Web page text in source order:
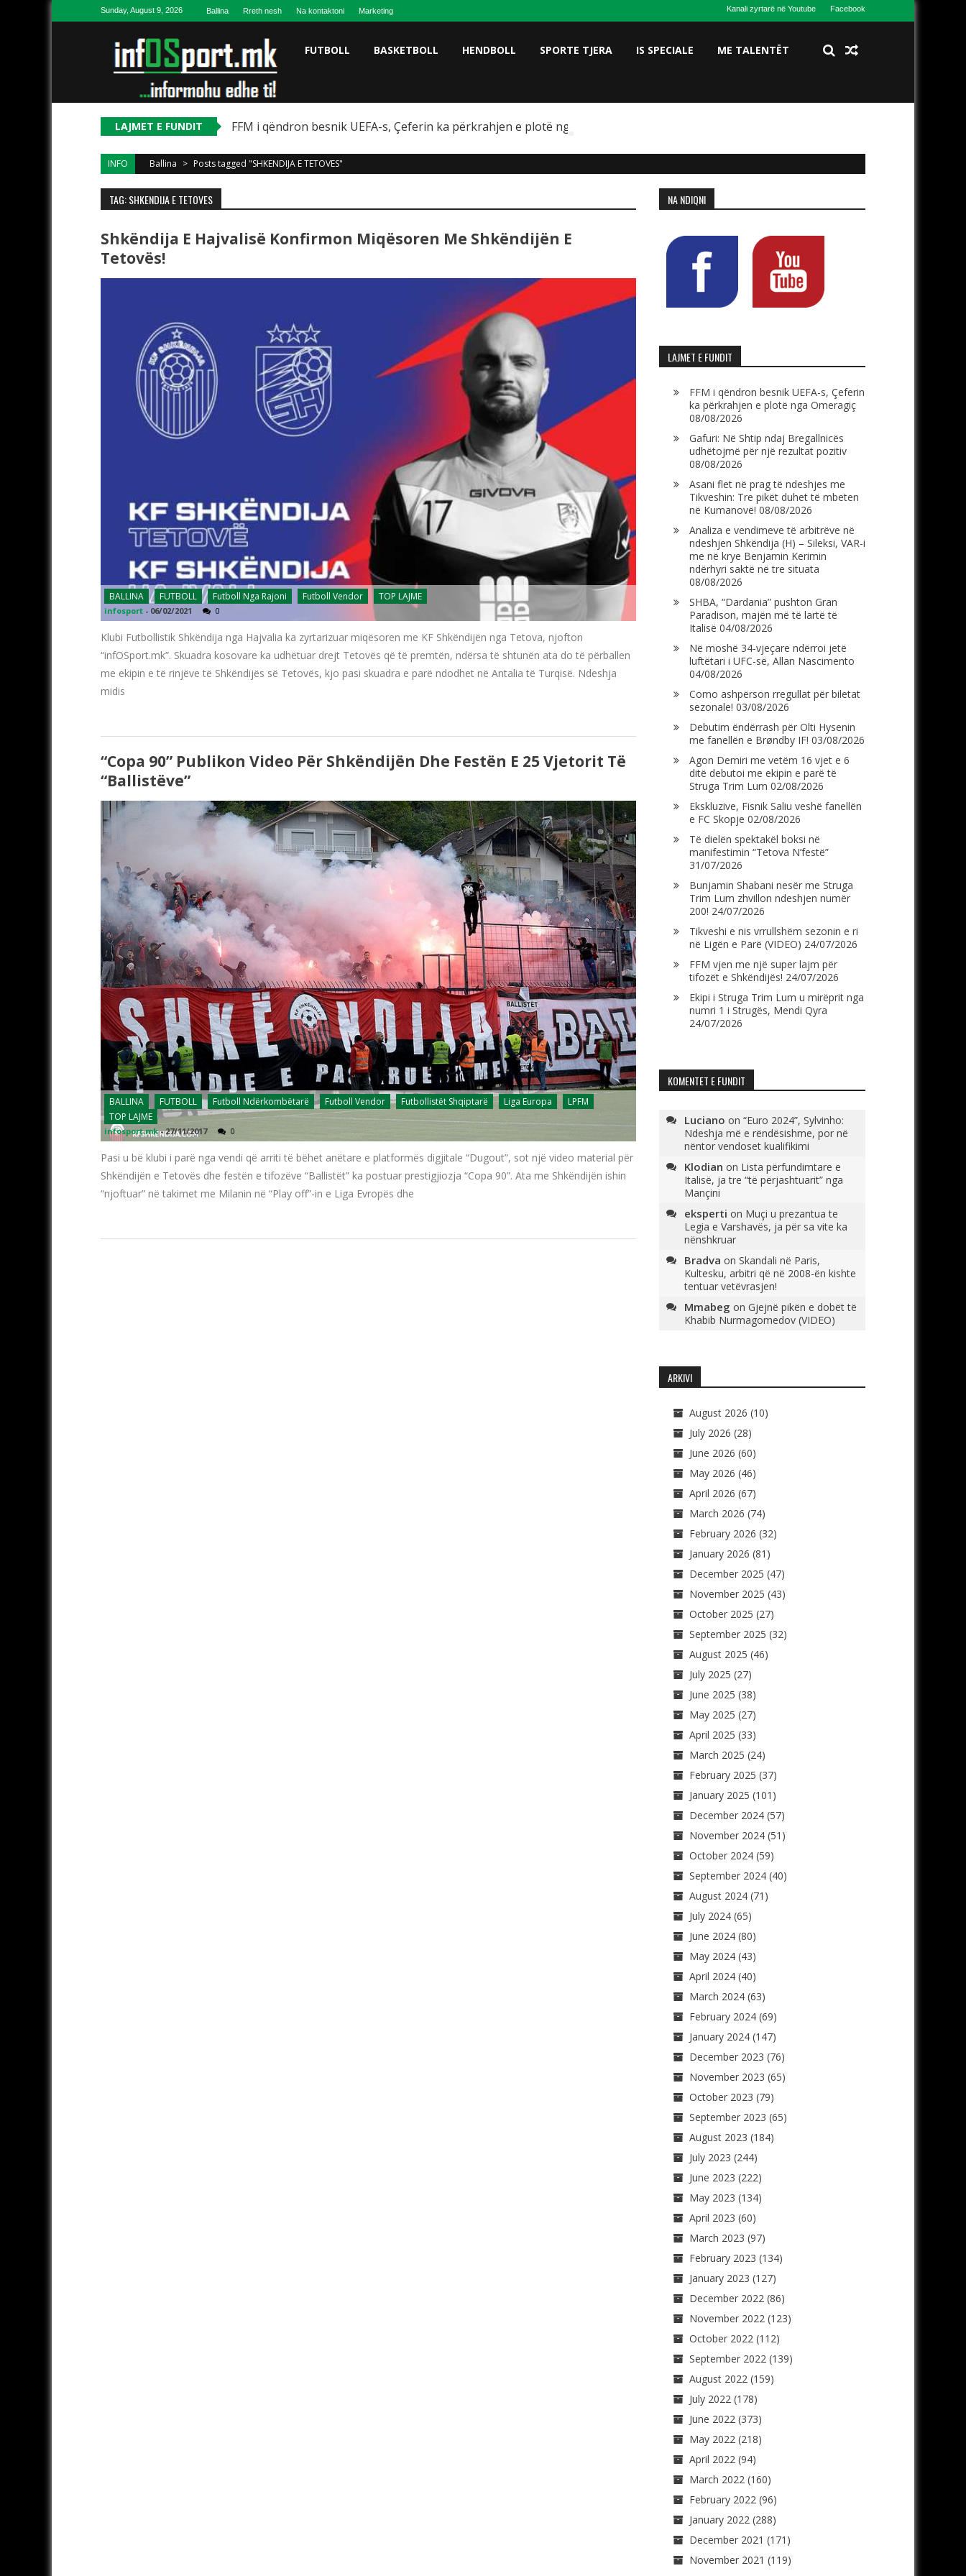
Skip to contentSunday, August 9, 2026 Ballina Rreth nesh Na kontaktoni Marketing Kanali zyrtarë në Youtube Facebook
FUTBOLL BASKETBOLL HENDBOLL SPORTE TJERA IS SPECIALE ME TALENTËT
LAJMET E FUNDIT FFM i qëndron besnik UEFA-s, Çeferin ka përkrahjen e plotë nga Omeragiç
INFO Ballina > Posts tagged "SHKENDIJA E TETOVES"
TAG: SHKENDIJA E TETOVES
Shkëndija E Hajvalisë Konfirmon Miqësoren Me Shkëndijën E
Tetovës!
BALLINA FUTBOLL Futboll Nga Rajoni Futboll Vendor TOP LAJME
infosport - 06/02/2021 0
Klubi Futbollistik Shkëndija nga Hajvalia ka zyrtarizuar miqësoren me KF Shkëndijën nga Tetova, njofton
“infOSport.mk”. Skuadra kosovare ka udhëtuar drejt Tetovës që të premtën, ndërsa të shtunën ata do të përballen
me ekipin e të rinjëve të Shkëndijës së Tetovës, kjo pasi skuadra e parë ndodhet në Antalia të Turqisë. Ndeshja
midis
“Copa 90” Publikon Video Për Shkëndijën Dhe Festën E 25 Vjetorit Të
“Ballistëve”
BALLINA FUTBOLL Futboll Ndërkombëtarë Futboll Vendor Futbollistët Shqiptarë Liga Europa
LPFM
TOP LAJME
infosport.mk -27/11/2017 0
Pasi u bë klubi i parë nga vendi që arriti të bëhet anëtare e platformës digjitale “Dugout”, sot një video material për
Shkëndijën e Tetovës dhe festën e tifozëve “Ballistët” ka postuar prestigjiozja “Copa 90”. Ata me Shkëndijën ishin
“njoftuar” në takimet me Milanin në “Play off”-in e Liga Evropës dhe
NA NDIQNI
LAJMET E FUNDIT
FFM i qëndron besnik UEFA-s, Çeferin
ka përkrahjen e plotë nga Omeragiç
08/08/2026
Gafuri: Në Shtip ndaj Bregallnicës
udhëtojmë për një rezultat pozitiv
08/08/2026
Asani flet në prag të ndeshjes me
Tikveshin: Tre pikët duhet të mbeten
në Kumanovë! 08/08/2026
Analiza e vendimeve të arbitrëve në
ndeshjen Shkëndija (H) – Sileksi, VAR-i
me në krye Benjamin Kerimin
ndërhyri saktë në tre situata
08/08/2026
SHBA, “Dardania” pushton Gran
Paradison, majën më të lartë të
Italisë 04/08/2026
Në moshë 34-vjeçare ndërroi jetë
luftëtari i UFC-së, Allan Nascimento
04/08/2026
Como ashpërson rregullat për biletat
sezonale! 03/08/2026
Debutim ëndërrash për Olti Hysenin
me fanellën e Brøndby IF! 03/08/2026
Agon Demiri me vetëm 16 vjet e 6
ditë debutoi me ekipin e parë të
Struga Trim Lum 02/08/2026
Ekskluzive, Fisnik Saliu veshë fanellën
e FC Skopje 02/08/2026
Të dielën spektakël boksi në
manifestimin “Tetova N’festë”
31/07/2026
Bunjamin Shabani nesër me Struga
Trim Lum zhvillon ndeshjen numër
200! 24/07/2026
Tikveshi e nis vrrullshëm sezonin e ri
në Ligën e Parë (VIDEO) 24/07/2026
FFM vjen me një super lajm për
tifozët e Shkëndijës! 24/07/2026
Ekipi i Struga Trim Lum u mirëprit nga
numri 1 i Strugës, Mendi Qyra
24/07/2026
KOMENTET E FUNDIT
Luciano on “Euro 2024”, Sylvinho:
Ndeshja më e rëndësishme, por në
nëntor vendoset kualifikimi
Klodian on Lista përfundimtare e
Italisë, ja tre “të përjashtuarit” nga
Mançini
eksperti on Muçi u prezantua te
Legia e Varshavës, ja për sa vite ka
nënshkruar
Bradva on Skandali në Paris,
Kultesku, arbitri që në 2008-ën kishte
tentuar vetëvrasjen!
Mmabeg on Gjejnë pikën e dobët të
Khabib Nurmagomedov (VIDEO)
ARKIVI
August 2026 (10)
July 2026 (28)
June 2026 (60)
May 2026 (46)
April 2026 (67)
March 2026 (74)
February 2026 (32)
January 2026 (81)
December 2025 (47)
November 2025 (43)
October 2025 (27)
September 2025 (32)
August 2025 (46)
July 2025 (27)
June 2025 (38)
May 2025 (27)
April 2025 (33)
March 2025 (24)
February 2025 (37)
January 2025 (101)
December 2024(57)
November 2024(51)
October 2024(59)
September 2024(40)
August 2024(71)
July 2024(65)
June 2024(80)
May 2024(43)
April 2024(40)
March 2024(63)
February 2024(69)
January 2024(147)
December 2023 (76)
November 2023 (65)
October 2023 (79)
September 2023 (65)
August 2023 (184)
July 2023 (244)
June 2023 (222)
May 2023 (134)
April 2023 (60)
March 2023 (97)
February 2023 (134)
January 2023 (127)
December 2022(86)
November 2022(123)
October 2022(112)
September 2022(139)
August 2022(159)
July 2022(178)
June 2022(373)
May 2022(218)
April 2022(94)
March 2022(160)
February 2022(96)
January 2022(288)
December 2021 (171)
November 2021 (119)